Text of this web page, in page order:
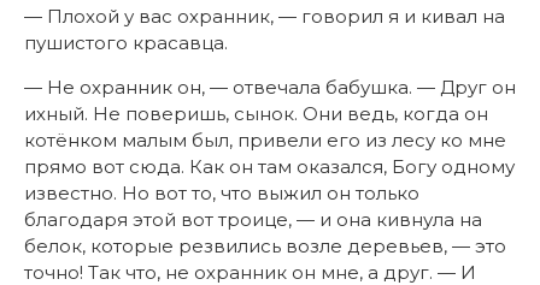
— Плохой у вас охранник, — говорил я и кивал на
пушистого красавца.
— Не охранник он, — отвечала бабушка. — Друг он
ихный. Не поверишь, сынок. Они ведь, когда он
котёнком малым был, привели его из лесу ко мне
прямо вот сюда. Как он там оказался, Богу одному
известно. Но вот то, что выжил он только
благодаря этой вот троице, — и она кивнула на
белок, которые резвились возле деревьев, — это
точно! Так что, не охранник он мне, а друг. — И